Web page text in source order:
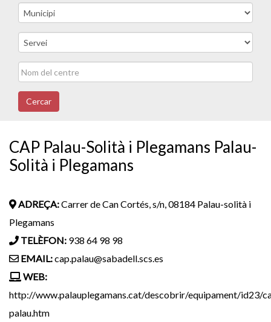
Cercar
CAP Palau-Solità i Plegamans Palau-
Solità i Plegamans
ADREÇA:Carrer de Can Cortés, s/n, 08184 Palau-solità i
Plegamans
TELÈFON: 938 64 98 98
EMAIL:cap.palau@sabadell.scs.es
WEB:
http://www.palauplegamans.cat/descobrir/equipament/id23/
palau.htm